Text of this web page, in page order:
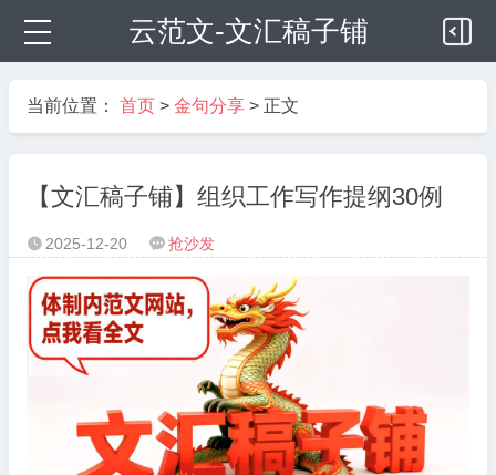
云范文-文汇稿子铺
当前位置： 首页 > 金句分享 > 正文
【文汇稿子铺】组织工作写作提纲30例
 2025-12-20  抢沙发